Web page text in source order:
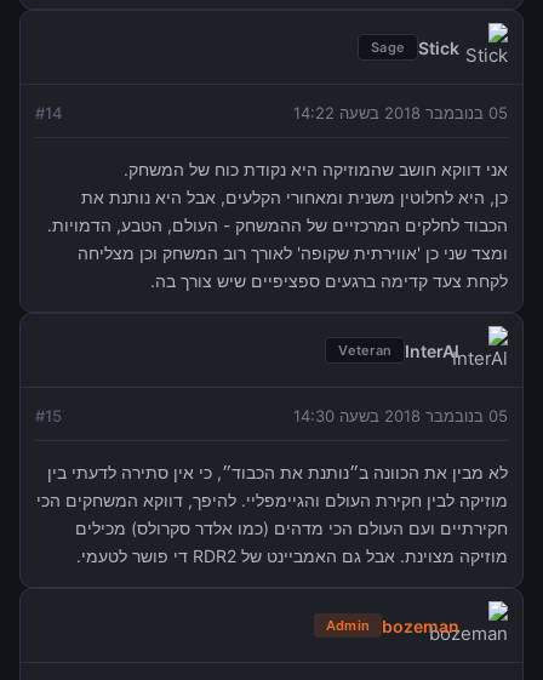
Stick
Sage
05 בנובמבר 2018 בשעה 14:22 #14
אני דווקא חושב שהמוזיקה היא נקודת כוח של המשחק.
כן, היא לחלוטין משנית ומאחורי הקלעים, אבל היא נותנת את
הכבוד לחלקים המרכזיים של ההמשחק - העולם, הטבע, הדמויות.
ומצד שני כן 'אווירתית שקופה' לאורך רוב המשחק וכן מצליחה
לקחת צעד קדימה ברגעים ספציפיים שיש צורך בה.
InterAl
Veteran
05 בנובמבר 2018 בשעה 14:30 #15
לא מבין את הכוונה ב״נותנת את הכבוד״, כי אין סתירה לדעתי בין
מוזיקה לבין חקירת העולם והגיימפליי. להיפך, דווקא המשחקים הכי
חקירתיים ועם העולם הכי מדהים (כמו אלדר סקרולס) מכילים
מוזיקה מצוינת. אבל גם האמביינט של RDR2 די פושר לטעמי.
bozeman
Admin